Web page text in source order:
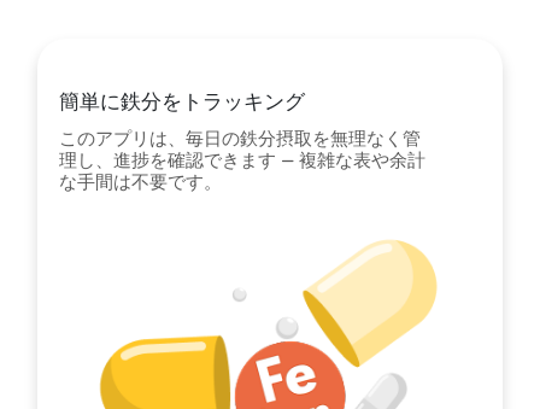
簡単に鉄分をトラッキング
このアプリは、毎日の鉄分摂取を無理なく管
理し、進捗を確認できます — 複雑な表や余計
な手間は不要です。